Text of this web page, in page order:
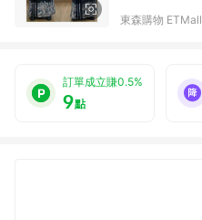
東森購物 ETMall
訂單成立賺0.5%
9點